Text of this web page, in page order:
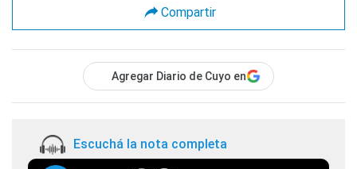
Compartir
Agregar Diario de Cuyo en
Escuchá la nota completa